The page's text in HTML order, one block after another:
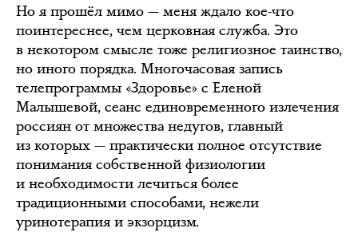
Но я прошёл мимо — меня ждало кое-что
поинтереснее, чем церковная служба. Это
в некотором смысле тоже религиозное таинство,
но иного порядка. Многочасовая запись
телепрограммы «Здоровье» с Еленой
Малышевой, сеанс единовременного излечения
россиян от множества недугов, главный
из которых — практически полное отсутствие
понимания собственной физиологии
и необходимости лечиться более
традиционными способами, нежели
уринотерапия и экзорцизм.